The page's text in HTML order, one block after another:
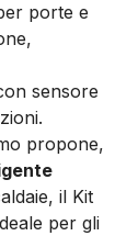
porte e
sensore
propone,
il Kit
per gli